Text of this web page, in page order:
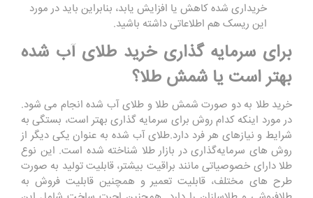
خریداری شده کاهش یا افزایش یابد، بنابراین باید در مورد
این ریسک هم اطلاعاتی داشته باشید.
برای سرمایه گذاری خرید طلای آب شده
بهتر است یا شمش طلا؟
خرید طلا به دو صورت شمش طلا و طلای آب شده انجام می‌ شود.
در مورد اینکه کدام روش برای سرمایه گذاری بهتر است، بستگی به
شرایط و نیازهای هر فرد دارد.طلای آب شده به عنوان یکی دیگر از
روش ‌های سرمایه‌گذاری در بازار طلا شناخته شده است. این نوع
طلا دارای خصوصیاتی مانند براقیت بیشتر، قابلیت تولید به صورت
طرح ‌های مختلف، قابلیت تعمیر و همچنین قابلیت فروش به